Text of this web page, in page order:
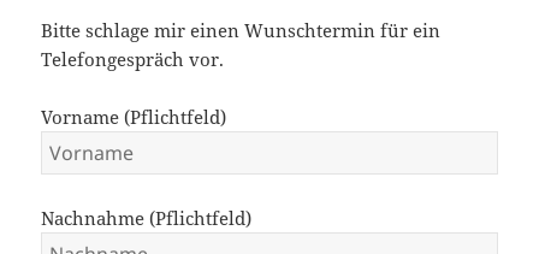
Bitte schlage mir einen Wunschtermin für ein
Telefongespräch vor.
Vorname (Pflichtfeld)
Nachnahme (Pflichtfeld)